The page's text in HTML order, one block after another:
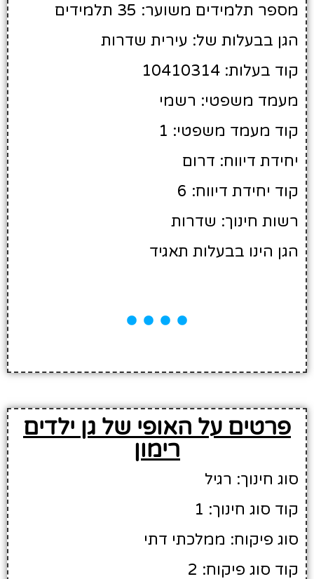
מספר תלמידים משוער: 35 תלמידים
הגן בבעלות של: עירית שדרות
קוד בעלות: 10410314
מעמד משפטי: רשמי
קוד מעמד משפטי: 1
יחידת דיווח: דרום
קוד יחידת דיווח: 6
רשות חינוך: שדרות
הגן הינו בבעלות תאגיד
פרטים על האופי של גן ילדים
רימון
סוג חינוך: רגיל
קוד סוג חינוך: 1
סוג פיקוח: ממלכתי דתי
קוד סוג פיקוח: 2